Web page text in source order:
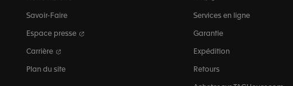
Savoir-Faire
Espace presse
Carrière
Plan du site
Services en ligne
Garantie
Expédition
Retours